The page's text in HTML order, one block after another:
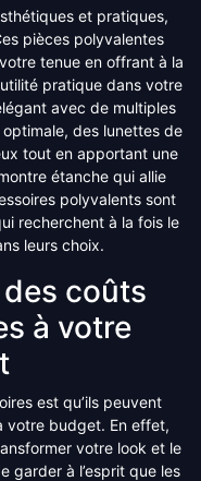
et pratiques,
pièces polyvalentes
tenue en offrant à la
pratique dans votre
avec de multiples
des lunettes de
tout en apportant une
étanche qui allie
polyvalents sont
recherchent à la fois le
leurs choix.
coûts
à votre
est qu’ils peuvent
votre budget. En effet,
votre look et le
garder à l’esprit que les